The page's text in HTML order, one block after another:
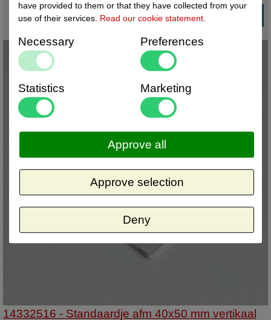
14332516 - Standaardje afm 40x50 mm vertikaal
have provided to them or that they have collected from your
use of their services. Read our cookie statement
Necessary Preferences
Statistics Marketing
Deny
Approve selection
Approve all